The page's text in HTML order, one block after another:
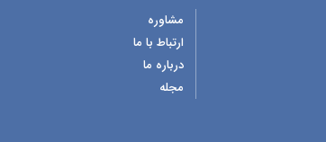
مشاوره
ارتباط با ما
درباره ما
مجله